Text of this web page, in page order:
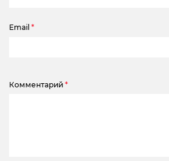
Email *
Комментарий *